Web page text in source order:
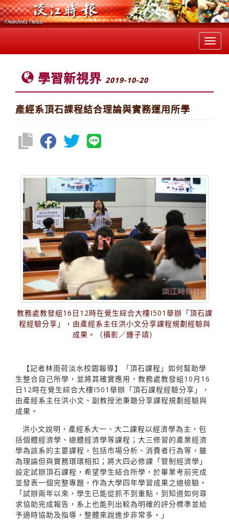
學習新視界 2019-10-20
產經系頂石課程結合理論與實務運用所學
教務處教發組16日12時在覺生綜合大樓I501舉辦「頂石課
程經驗分享」，由產經系主任洪小文分享課程規劃經驗與
成果。（攝影／鍾子靖）
【記者林雨荷淡水校園報導】「頂石課程」如何幫助學
生整合自己所學，並將其確實應用，教務處教發組10月16
日12時在覺生綜合大樓I501舉辦「頂石課程經驗分享」，
由產經系主任洪小文、副教授池秉聰分享課程規劃經驗與
成果。
洪小文說明，產經系大一、大二課程以經濟學為主，包
括個體經濟學、總體經濟學等課程；大三修習的產業經濟
學為該系的主要課程，包括市場分析、消費者行為等，雖
為理論但與實務環環相扣；將大四必修課「管制經濟學」
設定試辦頂石課程，希望學生結合所學，於畢業考前完成
並發表一個完整專題，作為大學四年學習成果之總檢驗。
「試辦兩年以來，學生已能從抓不到重點，到知道如何尋
求協助完成報告，系上也能列出較為明確的評分標準並給
予適時協助及指導，整體來說進步非常多。」